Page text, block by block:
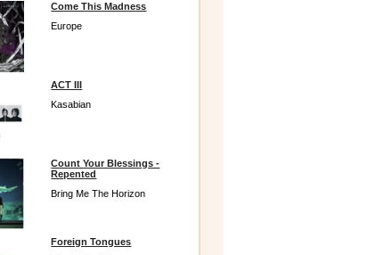
Come This Madness
Europe
ACT III
Kasabian
Count Your Blessings -
Repented
Bring Me The Horizon
Foreign Tongues